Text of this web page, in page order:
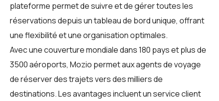
plateforme permet de suivre et de gérer toutes les
réservations depuis un tableau de bord unique, offrant
une flexibilité et une organisation optimales.
Avec une couverture mondiale dans 180 pays et plus de
3500 aéroports, Mozio permet aux agents de voyage
de réserver des trajets vers des milliers de
destinations. Les avantages incluent un service client